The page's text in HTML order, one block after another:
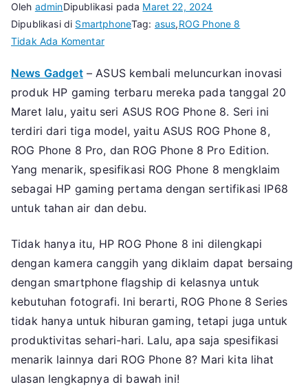
Oleh adminDipublikasi pada Maret 22, 2024
Dipublikasi di SmartphoneTag: asus,ROG Phone 8
Tidak Ada Komentarpada
Phone
8
HP
Gaming
Dengan
AMOLED
Full
HD+
News Gadget– ASUS kembali meluncurkan inovasi
produk HP gaming terbaru mereka pada tanggal 20
Maret lalu, yaitu seri ASUS ROG Phone 8. Seri ini
terdiri dari tiga model, yaitu ASUS ROG Phone 8,
ROG Phone 8 Pro, dan ROG Phone 8 Pro Edition.
Yang menarik, spesifikasi ROG Phone 8 mengklaim
sebagai HP gaming pertama dengan sertifikasi IP68
untuk tahan air dan debu.
Tidak hanya itu, HP ROG Phone 8 ini dilengkapi
dengan kamera canggih yang diklaim dapat bersaing
dengan smartphone flagship di kelasnya untuk
kebutuhan fotografi. Ini berarti, ROG Phone 8 Series
tidak hanya untuk hiburan gaming, tetapi juga untuk
produktivitas sehari-hari. Lalu, apa saja spesifikasi
menarik lainnya dari ROG Phone 8? Mari kita lihat
ulasan lengkapnya di bawah ini!